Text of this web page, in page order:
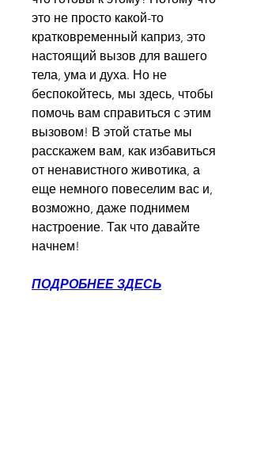
это не просто какой-то
кратковременный каприз, это
настоящий вызов для вашего
тела, ума и духа. Но не
беспокойтесь, мы здесь, чтобы
помочь вам справиться с этим
вызовом! В этой статье мы
расскажем вам, как избавиться
от ненавистного животика, а
еще немного повеселим вас и,
возможно, даже поднимем
настроение. Так что давайте
начнем!
ПОДРОБНЕЕ ЗДЕСЬ